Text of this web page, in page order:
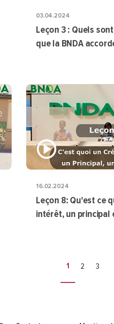
03.04.2024
Leçon 3 : Quels
que la BNDA
16.02.2024
Leçon 8: Qu'est ce
intérêt, un principal
1
2 3